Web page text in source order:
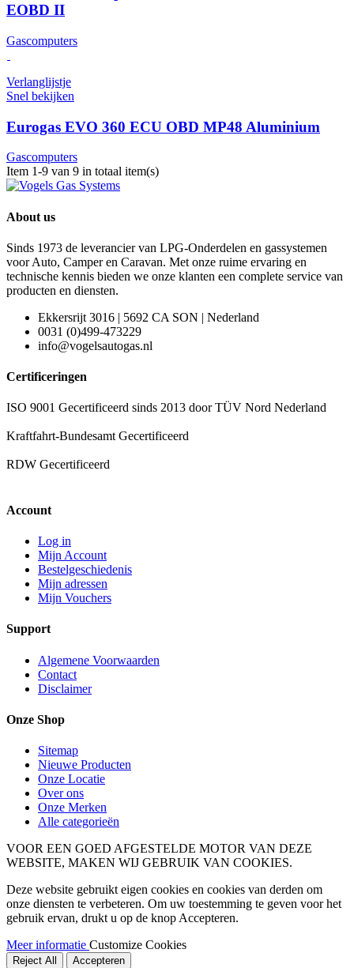
EOBD II
Gascomputers
Verlanglijstje
Snel bekijken
Eurogas EVO 360 ECU OBD MP48 Aluminium
Gascomputers
Item 1-9 van 9 in totaal item(s)
About us
Sinds 1973 de leverancier van LPG-Onderdelen en gassystemen
voor Auto, Camper en Caravan. Met onze ruime ervaring en
technische kennis bieden we onze klanten een complete service van
producten en diensten.
Ekkersrijt 3016 | 5692 CA SON | Nederland
0031 (0)499-473229
info@vogelsautogas.nl
Certificeringen
ISO 9001 Gecertificeerd sinds 2013 door TÜV Nord Nederland
Kraftfahrt-Bundesamt Gecertificeerd
RDW Gecertificeerd
Account
Log in
Mijn Account
Bestelgeschiedenis
Mijn adressen
Mijn Vouchers
Support
Algemene Voorwaarden
Contact
Disclaimer
Onze Shop
Sitemap
Nieuwe Producten
Onze Locatie
Over ons
Onze Merken
Alle categorieën
VOOR EEN GOED AFGESTELDE MOTOR VAN DEZE
WEBSITE, MAKEN WIJ GEBRUIK VAN COOKIES.
Deze website gebruikt eigen cookies en cookies van derden om
onze diensten te verbeteren. Om uw toestemming te geven voor het
gebruik ervan, drukt u op de knop Accepteren.
Meer informatie Customize Cookies
Reject All Accepteren